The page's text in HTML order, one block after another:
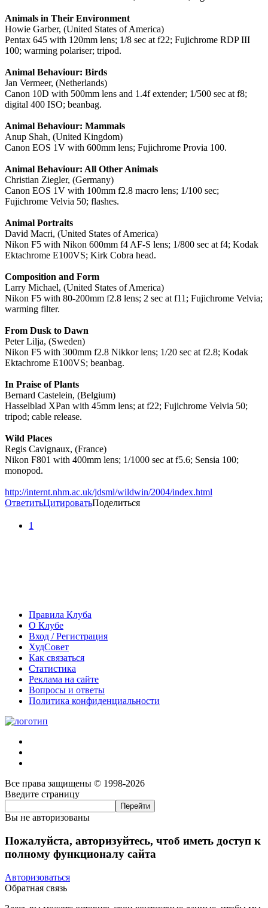
Animals in Their Environment
Howie Garber, (United States of America)
Pentax 645 with 120mm lens; 1/8 sec at f22; Fujichrome RDP III
100; warming polariser; tripod.
Animal Behaviour: Birds
Jan Vermeer, (Netherlands)
Canon 10D with 500mm lens and 1.4f extender; 1/500 sec at f8;
digital 400 ISO; beanbag.
Animal Behaviour: Mammals
Anup Shah, (United Kingdom)
Canon EOS 1V with 600mm lens; Fujichrome Provia 100.
Animal Behaviour: All Other Animals
Christian Ziegler, (Germany)
Canon EOS 1V with 100mm f2.8 macro lens; 1/100 sec;
Fujichrome Velvia 50; flashes.
Animal Portraits
David Macri, (United States of America)
Nikon F5 with Nikon 600mm f4 AF-S lens; 1/800 sec at f4; Kodak
Ektachrome E100VS; Kirk Cobra head.
Composition and Form
Larry Michael, (United States of America)
Nikon F5 with 80-200mm f2.8 lens; 2 sec at f11; Fujichrome Velvia;
warming filter.
From Dusk to Dawn
Peter Lilja, (Sweden)
Nikon F5 with 300mm f2.8 Nikkor lens; 1/20 sec at f2.8; Kodak
Ektachrome E100VS; beanbag.
In Praise of Plants
Bernard Castelein, (Belgium)
Hasselblad XPan with 45mm lens; at f22; Fujichrome Velvia 50;
tripod; cable release.
Wild Places
Regis Cavignaux, (France)
Nikon F801 with 400mm lens; 1/1000 sec at f5.6; Sensia 100;
monopod.
http://internt.nhm.ac.uk/jdsml/wildwin/2004/index.html
ОтветитьЦитироватьПоделиться
1
Правила Клуба
О Клубе
Вход / Регистрация
ХудСовет
Как связаться
Статистика
Реклама на сайте
Вопросы и ответы
Политика конфиденциальности
Все права защищены © 1998-2026
Введите страницу
Вы не авторизованы
Пожалуйста, авторизуйтесь, чтоб иметь доступ к
полному функционалу сайта
Авторизоваться
Обратная связь